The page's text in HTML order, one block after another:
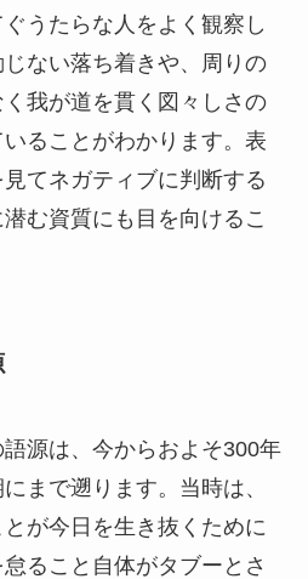
うたらな人をよく観察し
ない落ち着きや、周りの
我が道を貫く図々しさの
ることがわかります。表
てネガティブに判断する
む資質にも目を向けるこ
源は、今からおよそ300年
まで遡ります。当時は、
が今日を生き抜くために
ること自体がタブーとさ